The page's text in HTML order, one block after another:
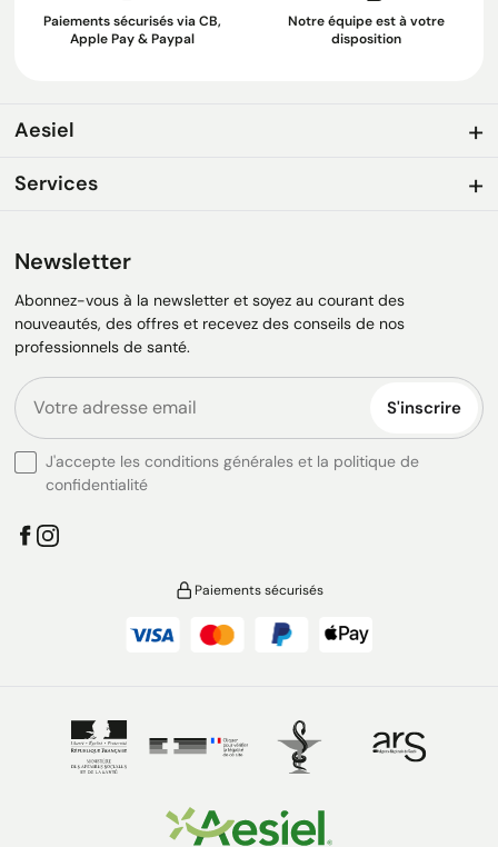
Paiements sécurisés via CB,
Apple Pay & Paypal
Notre équipe est à votre
disposition
Aesiel
Services
Newsletter
Abonnez-vous à la newsletter et soyez au courant des
nouveautés, des offres et recevez des conseils de nos
professionnels de santé.
S'inscrire
J'accepte les conditions générales et la politique de
confidentialité
Paiements sécurisés